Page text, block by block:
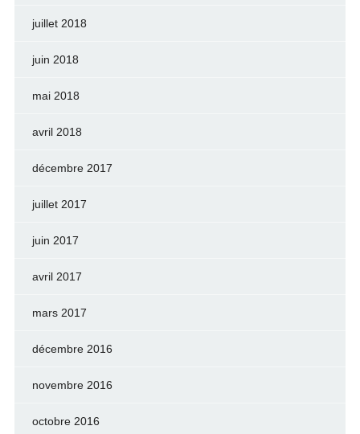
juillet 2018
juin 2018
mai 2018
avril 2018
décembre 2017
juillet 2017
juin 2017
avril 2017
mars 2017
décembre 2016
novembre 2016
octobre 2016